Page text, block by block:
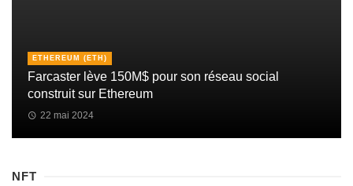
ETHEREUM (ETH)
Farcaster lève 150M$ pour son réseau social
construit sur Ethereum
22 mai 2024
NFT